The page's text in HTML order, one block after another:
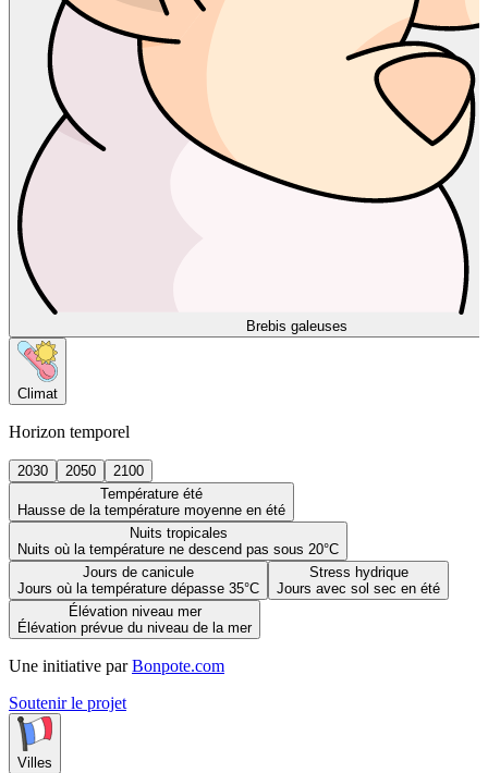
Brebis galeuses
Climat
Horizon temporel
2030 2050
2100
Température été
Hausse de la température moyenne en été
Nuits tropicales
Nuits où la température ne descend pas sous 20°C
Jours de canicule
Jours où la température dépasse 35°C
Stress hydrique
Jours avec sol sec en été
Élévation niveau mer
Élévation prévue du niveau de la mer
Une initiative par Bonpote.com
Soutenir le projet
Villes